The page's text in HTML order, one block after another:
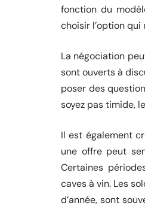
fonction du
choisir l’option
La négociation
sont ouverts à
poser des
soyez pas timide,
Il est également
une offre peut
Certaines
caves à vin. Les
d’année, sont